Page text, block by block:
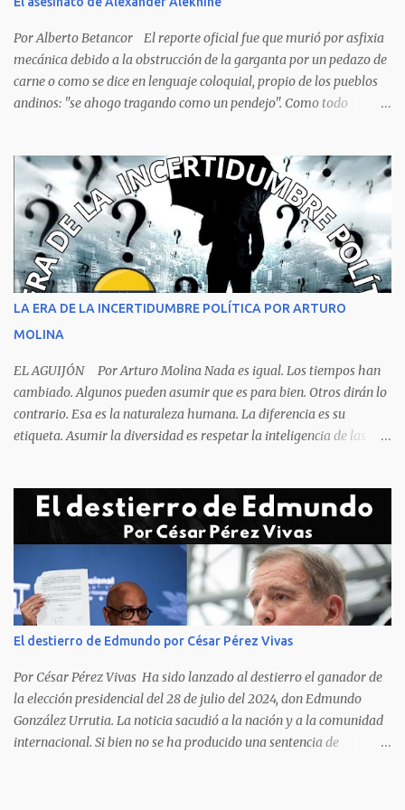
pobreza que afecta a una parte significativa de su población. La
pobreza no es solo una condición económica, sino también...
Por Alberto Betancor El reporte oficial fue que murió por asfixia
mecánica debido a la obstrucción de la garganta por un pedazo de
carne o como se dice en lenguaje coloquial, propio de los pueblos
andinos: "se ahogo tragando como un pendejo". Como todo
criminalística para determinar que no se trata de una muerte por
asfixia, ya que la reacción de una persona que está perdiendo la
respiración es levantarse y manotear, para desplomarse en el suelo
cogiendo todo lo que consigue a su lado. La foto habla por si
sola, la mesa ordenada, los platos terminados o tapados, todo en
orden y el campeón mundial sentado apacible y sin presentar su
rostro rasgos de asfixia mecánica, que se reflejan en un color
recuento de lo sucedido antes de este día fatídico. ...
LA ERA DE LA INCERTIDUMBRE POLÍTICA POR ARTURO
MOLINA
EL AGUIJÓN Por Arturo Molina Nada es igual. Los tiempos han
cambiado. Algunos pueden asumir que es para bien. Otros dirán lo
contrario. Esa es la naturaleza humana. La diferencia es su
etiqueta. Asumir la diversidad es respetar la inteligencia de las
obliga a los líderes, a crear de forma urgente, estrategias
responsables para restituir la confianza de los ciudadanos hacia
las instituciones. El desmoronamiento moral de la sociedad va a
repercutir en la de los gobernantes, a quienes los devorará la
soledad. Un soplo de aliento fresco es la solicitud en la calle. La
relación sólida entre gobernantes y gobernados se construye con
base a la comunicación y la transparencia en las actuaciones. El
gobernante que pretenda una oposición a su medida obtendrá
como resultado el fracaso de la gestión gubernamental. Restringir
el acceso a la información, es n...
El destierro de Edmundo por César Pérez Vivas
Por César Pérez Vivas Ha sido lanzado al destierro el ganador de
la elección presidencial del 28 de julio del 2024, don Edmundo
González Urrutia. La noticia sacudió a la nación y a la comunidad
internacional. Si bien no se ha producido una sentencia de